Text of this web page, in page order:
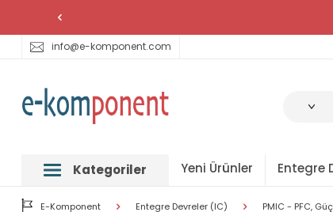
info@e-komponent.com
Kategoriler Yeni Ürünler Entegre
E-Komponent Entegre Devreler (IC) PMIC - PFC,